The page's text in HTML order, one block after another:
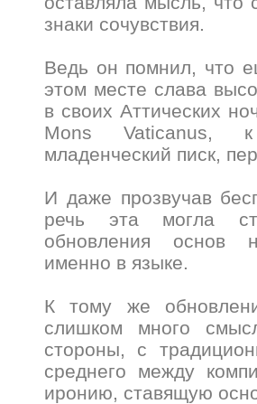
знаки сочувствия.
Ведь он помнил, что
этом месте слава
в своих Аттических
Mons Vaticanus,
младенческий писк,
И даже прозвучав
речь эта могла
обновления основ
именно в языке.
К тому же
слишком много
стороны, с
среднего между
иронию, ставящую